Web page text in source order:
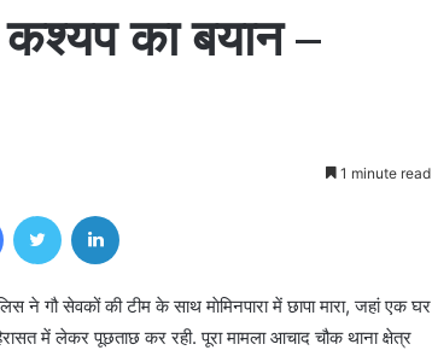
कश्यप का बयान –
1 minute read
FacebookTwitter
ने गौ सेवकों की टीम के साथ माेमिनपारा में छापा मारा, जहां एक घर
में लेकर पूछताछ कर रही. पूरा मामला आचाद चौक थाना क्षेत्र